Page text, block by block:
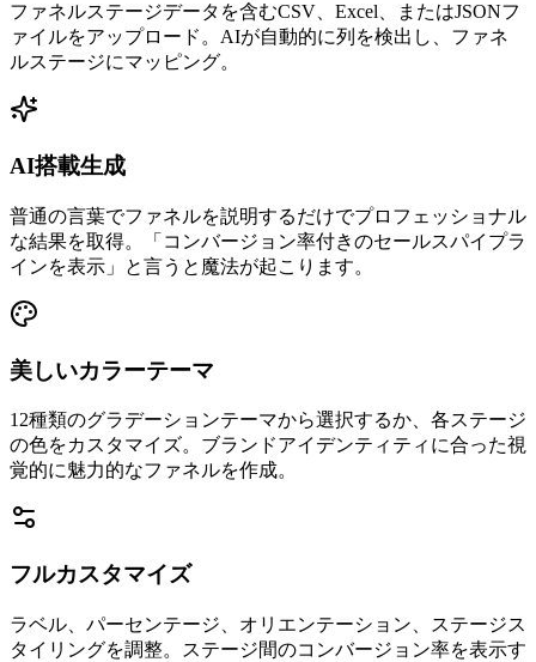
ファネルステージデータを含むCSV、Excel、またはJSONフ
ァイルをアップロード。AIが自動的に列を検出し、ファネ
ルステージにマッピング。
AI搭載生成
普通の言葉でファネルを説明するだけでプロフェッショナル
な結果を取得。「コンバージョン率付きのセールスパイプラ
インを表示」と言うと魔法が起こります。
美しいカラーテーマ
12種類のグラデーションテーマから選択するか、各ステージ
の色をカスタマイズ。ブランドアイデンティティに合った視
覚的に魅力的なファネルを作成。
フルカスタマイズ
ラベル、パーセンテージ、オリエンテーション、ステージス
タイリングを調整。ステージ間のコンバージョン率を表示す